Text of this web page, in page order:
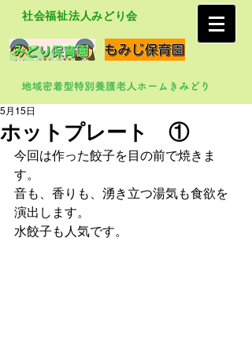
社会福祉法人みどり会
ホットプレート ①
5月15日
今回は作った餃子を目の前で焼きま
す。
音も、香りも、湧き立つ湯気も食欲を
演出します。
水餃子も人気です。